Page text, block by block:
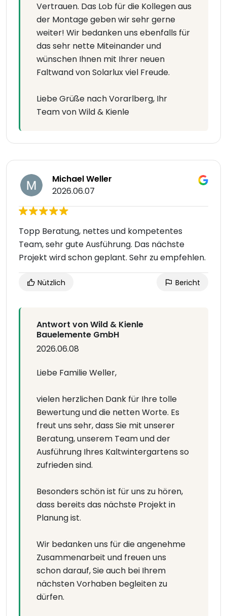
Vertrauen. Das Lob für die Kollegen aus
der Montage geben wir sehr gerne
weiter! Wir bedanken uns ebenfalls für
das sehr nette Miteinander und
wünschen Ihnen mit Ihrer neuen
Faltwand von Solarlux viel Freude.
Liebe Grüße nach Vorarlberg, Ihr
Team von Wild & Kienle
Michael Weller
2026.06.07
Topp Beratung, nettes und kompetentes
Team, sehr gute Ausführung. Das nächste
Projekt wird schon geplant. Sehr zu empfehlen.
Nützlich Bericht
Antwort von Wild & Kienle
Bauelemente GmbH
2026.06.08
Liebe Familie Weller,
vielen herzlichen Dank für Ihre tolle
Bewertung und die netten Worte. Es
freut uns sehr, dass Sie mit unserer
Beratung, unserem Team und der
Ausführung Ihres Kaltwintergartens so
zufrieden sind.
Besonders schön ist für uns zu hören,
dass bereits das nächste Projekt in
Planung ist.
Wir bedanken uns für die angenehme
Zusammenarbeit und freuen uns
schon darauf, Sie auch bei Ihrem
nächsten Vorhaben begleiten zu
dürfen.